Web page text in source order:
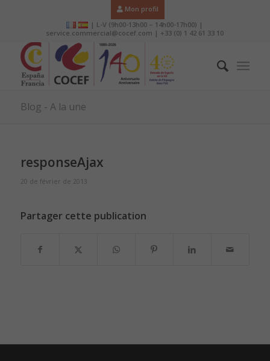
Mon profil
| L-V (9h00-13h00 – 14h00-17h00) |
service.commercial@cocef.com | +33 (0) 1 42 61 33 10
Blog - A la une
responseAjax
20 de février de 2013
Partager cette publication